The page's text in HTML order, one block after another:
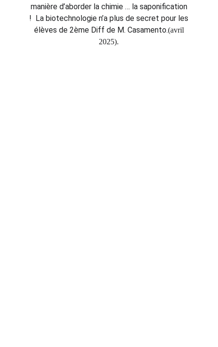
manière d’aborder la chimie … la saponification
! La biotechnologie n’a plus de secret pour les
élèves de 2ème Diff de M. Casamento.(avril
2025).